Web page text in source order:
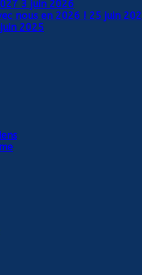
3 juin 2026
nous en 2026 ! 25 juin
2025